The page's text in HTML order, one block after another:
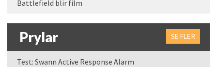
Battlefield blir film
Prylar SE FLER
Test: Swann Active Response Alarm